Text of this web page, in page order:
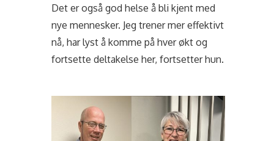
Det er også god helse å bli kjent med
nye mennesker. Jeg trener mer effektivt
nå, har lyst å komme på hver økt og
fortsette deltakelse her, fortsetter hun.